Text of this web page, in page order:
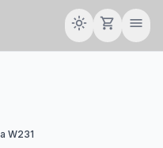
light_mode shopping_cart menu
W231